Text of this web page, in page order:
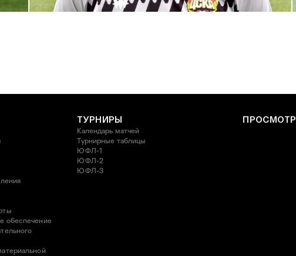
27 ИЮЛЯ 2026 14:40
обеспечение
ТУРНИРЫ
Календарь матчей
Турнирные таблицы
ЮФЛ-1
ЮФЛ-2
ЮФЛ-3
ПРОСМОТР